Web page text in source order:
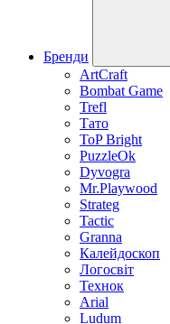
Бренди
ArtCraft
Bombat Game
Trefl
Тато
ToP Bright
PuzzleOk
Dyvogra
Mr.Playwood
Strateg
Tactic
Granna
Калейдоскоп
Логосвіт
Технок
Arial
Ludum